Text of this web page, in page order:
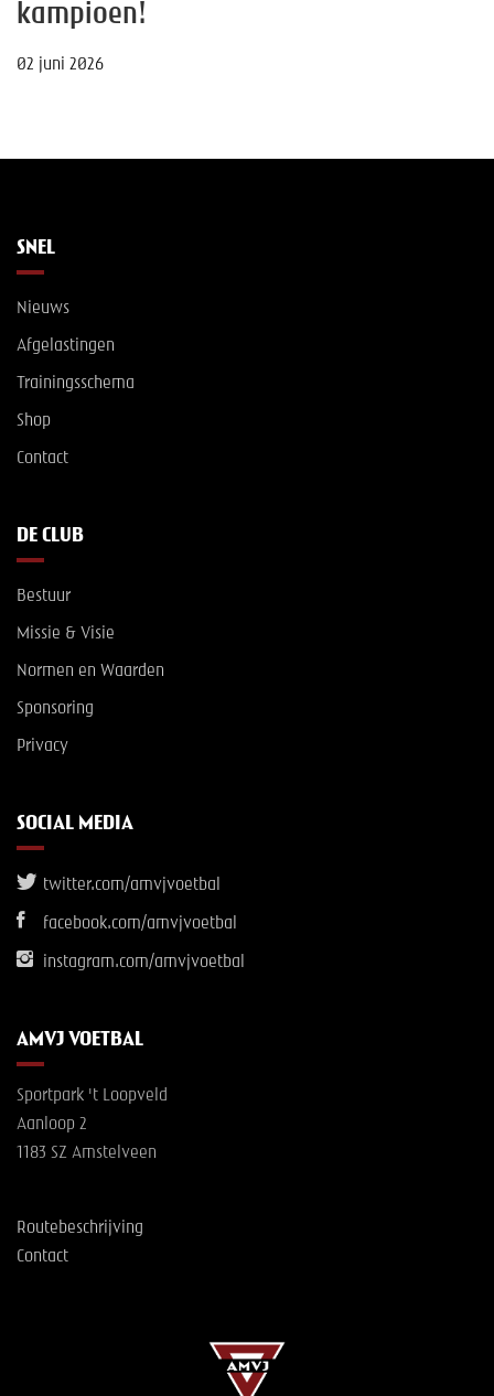
kampioen!
02 juni 2026
SNEL
Nieuws
Afgelastingen
Trainingsschema
Shop
Contact
DE CLUB
Bestuur
Missie & Visie
Normen en Waarden
Sponsoring
Privacy
SOCIAL MEDIA
twitter.com/amvjvoetbal
facebook.com/amvjvoetbal
instagram.com/amvjvoetbal
AMVJ VOETBAL
Sportpark 't Loopveld
Aanloop 2
1183 SZ Amstelveen
Routebeschrijving
Contact